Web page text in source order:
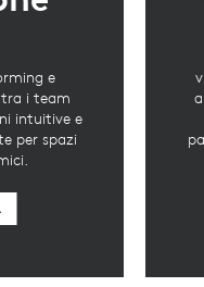
e
i team
intuitive e
per spazi